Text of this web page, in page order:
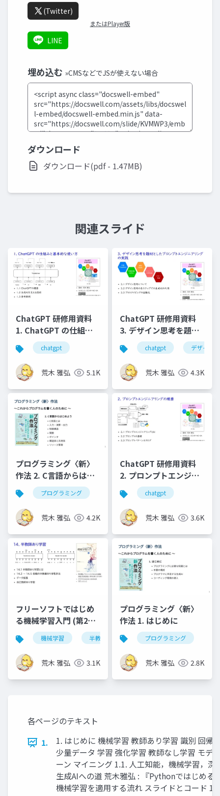
(Twitter)
またはPlayer版
LINE
埋め込む »CMSなどでJSが使えない場合
ダウンロード
ダウンロード(pdf - 1.47MB)
関連スライド
ChatGPT 研修用資料
1. ChatGPT の仕組み
と基本的な使い⽅
chatgpt
荒木 雅弘 5.1K
ChatGPT 研修用資料
3. デザイン思考を題材
としたプロンプトエン
ジニアリングの実践
chatgpt デザイン
荒木 雅弘 4.3K
プログラミング〈新〉
作法 2. C言語からはじ
めよう プログラミング
荒木 雅弘 4.2K
ChatGPT 研修用資料
2. プロンプトエンジニ
アリングの概要
chatgpt
荒木 雅弘 3.6K
フリーソフトではじめ
る機械学習入門 (第2版)
第14章機械学習 半教師あり学習
荒木 雅弘 3.1K
プログラミング〈新〉
作法 1. はじめに
プログラミング
荒木 雅弘 2.8K
各ページのテキスト
1.
1. はじめに 機械学習 教師あり学習 識別 回帰
少量データ 学習 強化学習 教師なし学習 モデ
ーン マイニング 1.1. 人工知能，機械学習，深
生成AIへの道 荒木雅弘 : 『Pythonではじめる
機械学習を適用する流れ スライドとコード